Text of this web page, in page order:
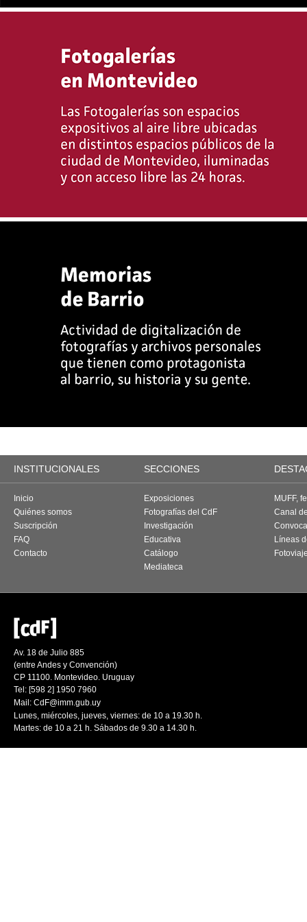
INSTITUCIONALES SECCIONES
Inicio
Quiénes somos
Suscripción
FAQ
Contacto
Exposiciones
Fotografías del CdF
Investigación
Educativa
Catálogo
Mediateca
MUFF,
Canal
Líneas
Av. 18 de Julio 885
(entre Andes y Convención)
CP 11100. Montevideo. Uruguay
Tel: [598 2] 1950 7960
Mail: CdF@imm.gub.uy
Lunes, miércoles, jueves, viernes: de 10 a 19.30 h.
Martes: de 10 a 21 h. Sábados de 9.30 a 14.30 h.